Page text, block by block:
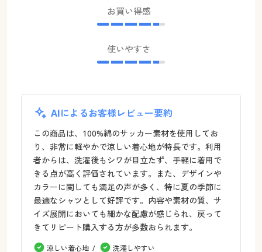
お買い得感
使いやすさ
AIによるお客様レビュー要約
この商品は、100%綿のサッカー素材を使用してお
り、非常に軽やかで涼しい着心地が特長です。利用
者からは、洗濯後もシワが目立たず、手軽に着用で
きる点が高く評価されています。また、デザインや
カラーに関しても満足の声が多く、特に夏の季節に
最適なシャツとして好評です。内容や素材の質、サ
イズ展開においても細かな配慮が感じられ、戻って
きてリピート購入する方が多数おられます。
涼しい着心地 洗濯しやすい